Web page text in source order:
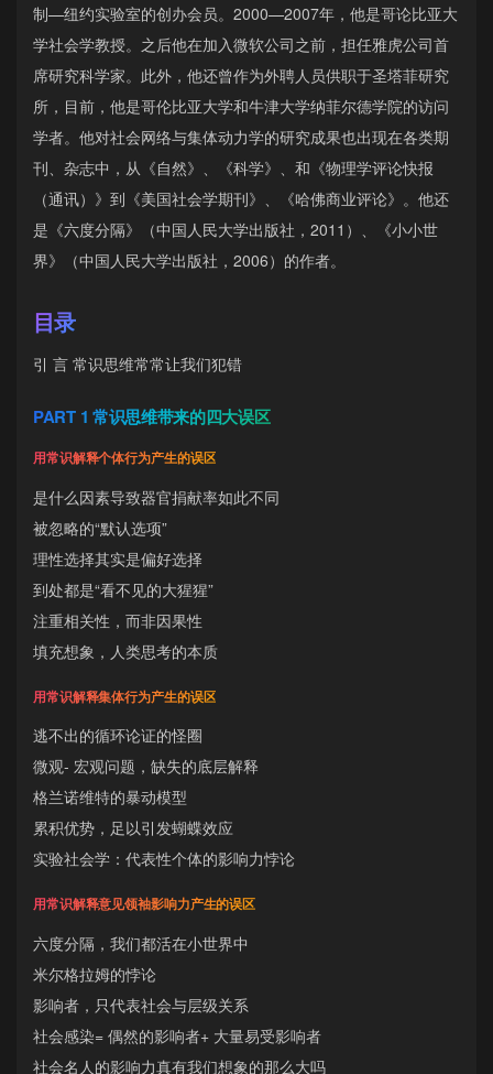
制—纽约实验室的创办会员。2000—2007年，他是哥论比亚大
学社会学教授。之后他在加入微软公司之前，担任雅虎公司首
席研究科学家。此外，他还曾作为外聘人员供职于圣塔菲研究
所，目前，他是哥伦比亚大学和牛津大学纳菲尔德学院的访问
学者。他对社会网络与集体动力学的研究成果也出现在各类期
刊、杂志中，从《自然》、《科学》、和《物理学评论快报
（通讯）》到《美国社会学期刊》、《哈佛商业评论》。他还
是《六度分隔》（中国人民大学出版社，2011）、《小小世
界》（中国人民大学出版社，2006）的作者。
目录
引 言 常识思维常常让我们犯错
PART 1 常识思维带来的四大误区
用常识解释个体行为产生的误区
是什么因素导致器官捐献率如此不同
被忽略的“默认选项”
理性选择其实是偏好选择
到处都是“看不见的大猩猩”
注重相关性，而非因果性
填充想象，人类思考的本质
用常识解释集体行为产生的误区
逃不出的循环论证的怪圈
微观- 宏观问题，缺失的底层解释
格兰诺维特的暴动模型
累积优势，足以引发蝴蝶效应
实验社会学：代表性个体的影响力悖论
用常识解释意见领袖影响力产生的误区
六度分隔，我们都活在小世界中
米尔格拉姆的悖论
影响者，只代表社会与层级关系
社会感染= 偶然的影响者+ 大量易受影响者
社会名人的影响力真有我们想象的那么大吗